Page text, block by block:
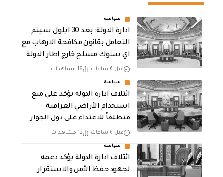
سياسة
ادارة الدولة: بعد 30 ايلول سيتم
التعامل بقانون مكافحة الارهاب مع
اي سلوك مسلح خارج اطار الدولة
قبل 6 ساعات 18 مشاهدات
سياسة
ائتلاف ادارة الدولة يؤكد على منع
استخدام الأراضي العراقية
منطلقاً للاعتداء على دول الجوار
قبل 6 ساعات 12 مشاهدات
سياسة
ائتلاف ادارة الدولة يؤكد دعمه
لجهود حفظ الأمن والاستقرار